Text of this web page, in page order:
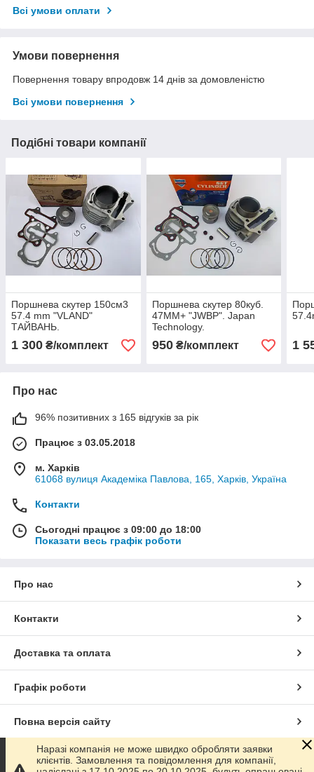
Всі умови оплати
Умови повернення
Повернення товару впродовж 14 днів за домовленістю
Всі умови повернення
Подібні товари компанії
Поршнева скутер 150см3
57.4 mm "VLAND"
ТАЙВАНЬ.
1 300 ₴/комплект
Поршнева скутер 80куб.
47MM+ "JWBP". Japan
Technology.
950₴/комплект 1
Про нас
96% позитивних з 165 відгуків за рік
Працює з 03.05.2018
м. Харків
61068 вулиця Академіка Павлова, 165, Харків, Україна
Контакти
Сьогодні працює з 09:00 до 18:00
Показати весь графік роботи
Про нас
Контакти
Доставка та оплата
Графік роботи
Повна версія сайту
Сайт створено на маркетплейсіProm.ua
Наразі компанія не може швидко обробляти заявки
клієнтів. Замовлення та повідомлення для компанії,